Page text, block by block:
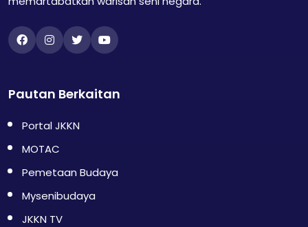
Pautan Berkaitan
Portal JKKN
MOTAC
Pemetaan Budaya
Mysenibudaya
JKKN TV